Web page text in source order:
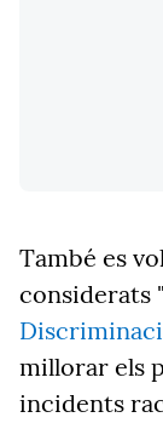
També es
considerats
millorar els
incidents